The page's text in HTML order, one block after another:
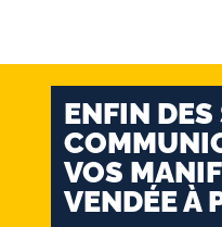
ENFIN
VOS
VENDÉE À